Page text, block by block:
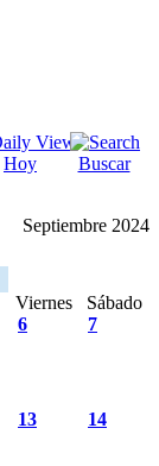
Hoy Buscar
Septiembre 2024
Viernes
Sábado
6 7
13 14